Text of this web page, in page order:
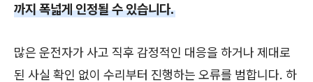
까지 폭넓게 인정될 수 있습니다.
많은 운전자가 사고 직후 감정적인 대응을 하거나 제대로
된 사실 확인 없이 수리부터 진행하는 오류를 범합니다. 하